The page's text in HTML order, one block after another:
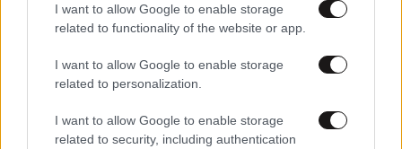
I want to allow Google to enable storage
related to functionality of the website or app.
I want to allow Google to enable storage
related to personalization.
I want to allow Google to enable storage
related to security, including authentication